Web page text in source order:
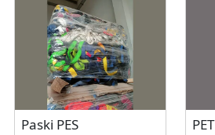
Paski PES PET